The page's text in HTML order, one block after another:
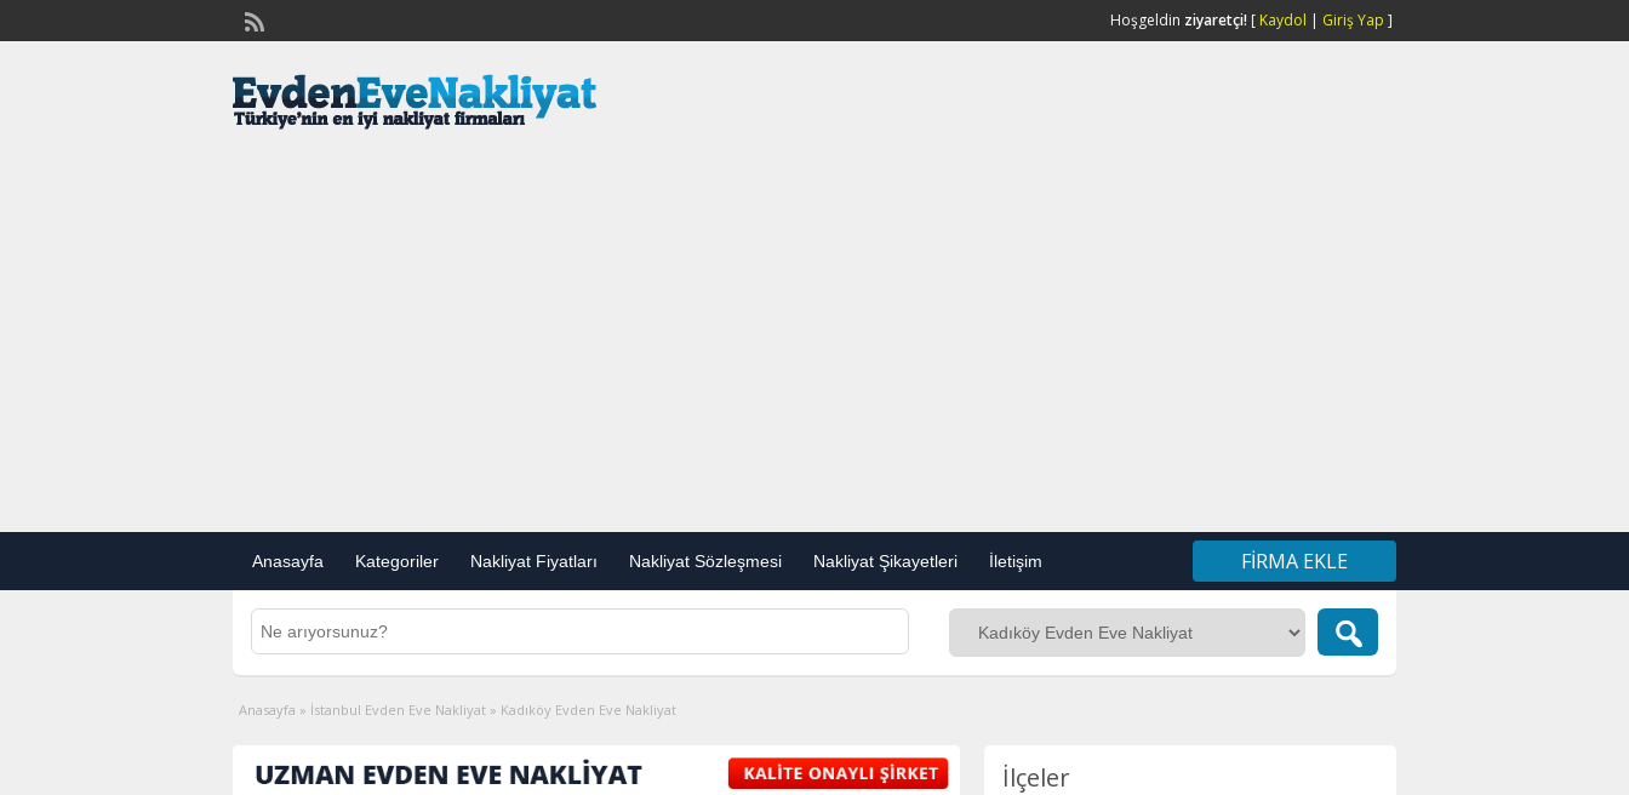
Hoşgeldin ziyaretçi! [ Kaydol | Giriş Yap ]
Anasayfa Kategoriler Nakliyat Fiyatları Nakliyat Sözleşmesi Nakliyat Şikayetleri İletişim FIRMA EKLE
Anasayfa » İstanbul Evden Eve Nakliyat » Kadıköy Evden Eve Nakliyat
İlçeler